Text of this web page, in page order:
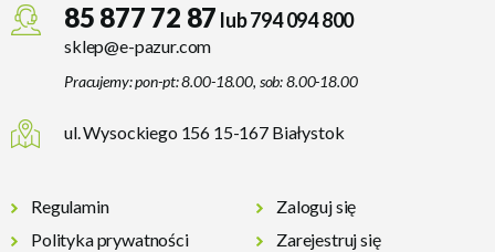
85 877 72 87 lub 794 094 800
sklep@e-pazur.com
Pracujemy: pon-pt: 8.00-18.00, sob: 8.00-18.00
ul. Wysockiego 156 15-167 Białystok
Regulamin
Polityka prywatności
Zaloguj się
Zarejestruj się